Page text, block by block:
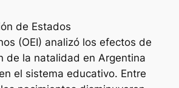
de Estados
(OEI) analizó los efectos de
de la natalidad en Argentina
el sistema educativo. Entre